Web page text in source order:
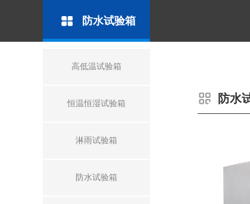
防水试验箱
高低温试验箱
恒温恒湿试验箱
淋雨试验箱
防水试验箱
防水